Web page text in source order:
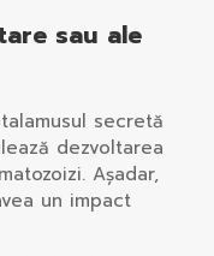
sau ale
secretă
dezvoltarea
Așadar,
un impact